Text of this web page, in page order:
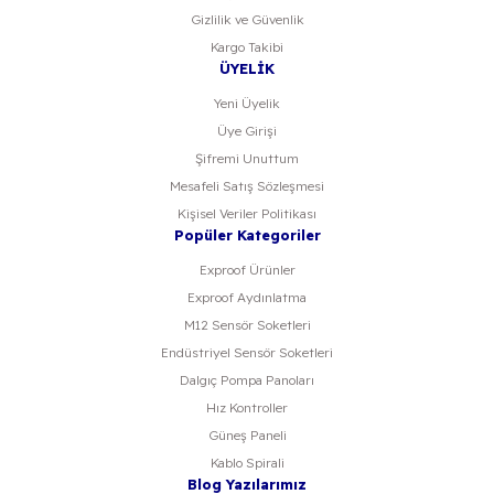
Gizlilik ve Güvenlik
Kargo Takibi
ÜYELİK
Yeni Üyelik
Üye Girişi
Şifremi Unuttum
Mesafeli Satış Sözleşmesi
Kişisel Veriler Politikası
Popüler Kategoriler
Exproof Ürünler
Exproof Aydınlatma
M12 Sensör Soketleri
Endüstriyel Sensör Soketleri
Dalgıç Pompa Panoları
Hız Kontroller
Güneş Paneli
Kablo Spirali
Blog Yazılarımız